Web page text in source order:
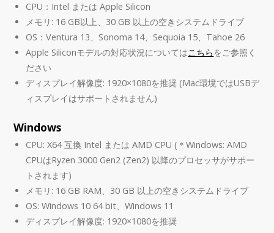
CPU：Intel または Apple Silicon
メモリ: 16 GB以上、30 GB 以上の空きシステムドライブ
OS：Ventura 13、Sonoma 14、Sequoia 15、Tahoe 26
Apple Siliconモデルの対応状況についてはこちらをご参照く
ださい
ディスプレイ解像度: 1920×1080を推奨 (Mac環境ではUSBデ
ィスプレイはサポートされません)
Windows
CPU: X64 互換 Intel または AMD CPU (＊Windows: AMD
CPUはRyzen 3000 Gen2 (Zen2) 以降のプロセッサがサポー
トされます)
メモリ: 16 GB RAM、30 GB 以上の空きシステムドライブ
OS: Windows 10 64 bit、Windows 11
ディスプレイ解像度: 1920×1080を推奨